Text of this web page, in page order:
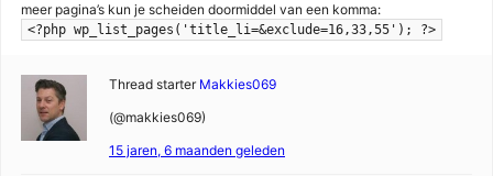
meer pagina’s kun je scheiden doormiddel van een komma:
<?php wp_list_pages('title_li=&exclude=16,33,55'); ?>
Thread starter Makkies069
(@makkies069)
15 jaren, 6 maanden geleden